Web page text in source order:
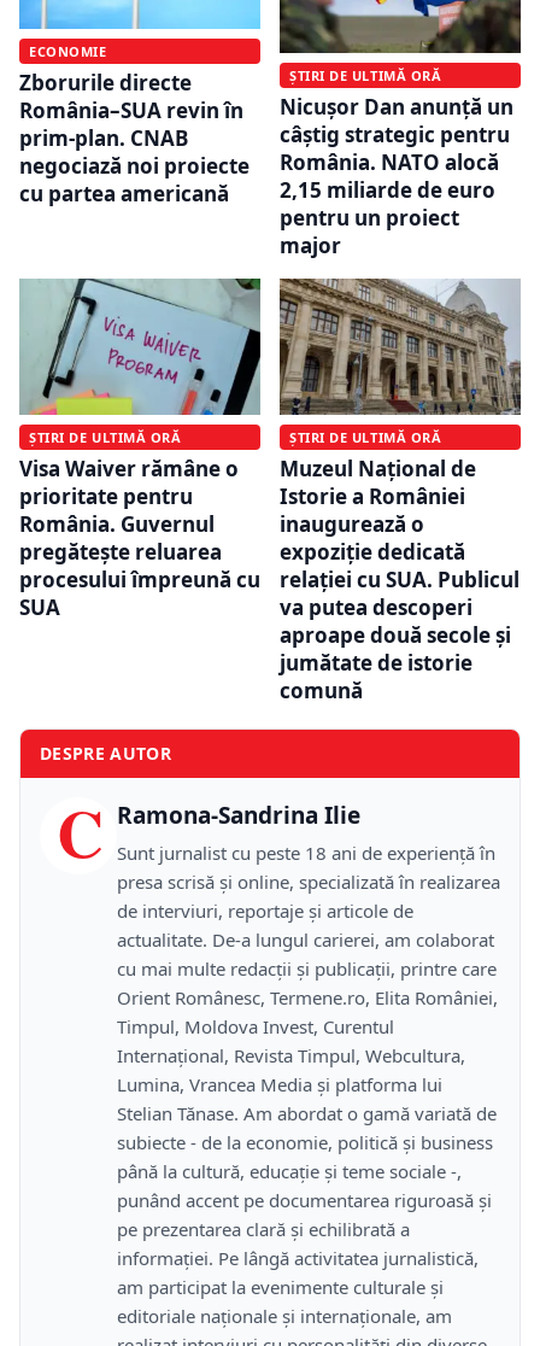
ECONOMIE
Zborurile directe
România–SUA revin în
prim-plan. CNAB
negociază noi proiecte
cu partea americană
ȘTIRI DE ULTIMĂ ORĂ
Nicușor Dan anunță un
câștig strategic pentru
România. NATO alocă
2,15 miliarde de euro
pentru un proiect
major
ȘTIRI DE ULTIMĂ ORĂ
Visa Waiver rămâne o
prioritate pentru
România. Guvernul
pregătește reluarea
procesului împreună cu
SUA
ȘTIRI DE ULTIMĂ ORĂ
Muzeul Național de
Istorie a României
inaugurează o
expoziție dedicată
relației cu SUA. Publicul
va putea descoperi
aproape două secole și
jumătate de istorie
comună
DESPRE AUTOR
C Ramona-Sandrina Ilie
Sunt jurnalist cu peste 18 ani de experiență în
presa scrisă și online, specializată în realizarea
de interviuri, reportaje și articole de
actualitate. De-a lungul carierei, am colaborat
cu mai multe redacții și publicații, printre care
Orient Românesc, Termene.ro, Elita României,
Timpul, Moldova Invest, Curentul
Internațional, Revista Timpul, Webcultura,
Lumina, Vrancea Media și platforma lui
Stelian Tănase. Am abordat o gamă variată de
subiecte - de la economie, politică și business
până la cultură, educație și teme sociale -,
punând accent pe documentarea riguroasă și
pe prezentarea clară și echilibrată a
informației. Pe lângă activitatea jurnalistică,
am participat la evenimente culturale și
editoriale naționale și internaționale, am